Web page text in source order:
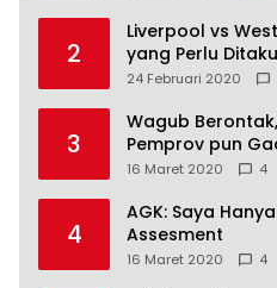
2
Liverpool vs
yang Perlu
24 Februari 2020
3
Wagub
Pemprov pun
16 Maret 2020 4
4
AGK: Saya
Assesment
16 Maret 2020 4